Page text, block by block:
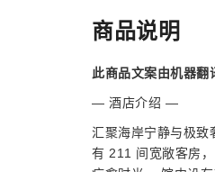
商品说明
此商品文案由机器翻
— 酒店介绍 —
汇聚海岸宁静与极致
有 211 间宽敞客房